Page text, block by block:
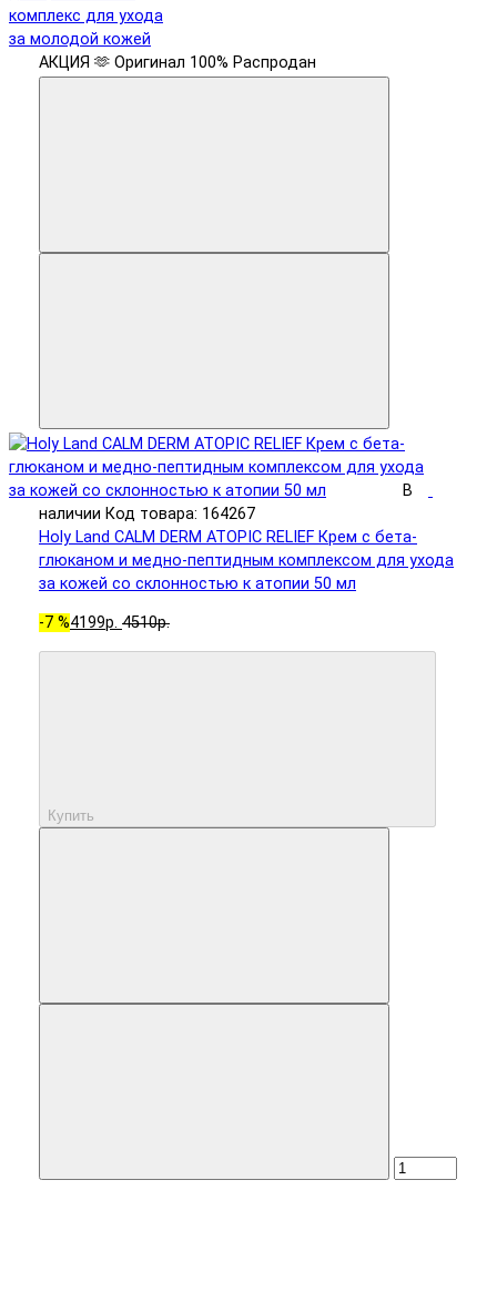
комплекс для ухода
за молодой кожей
АКЦИЯ 🫶 Оригинал 100% Распродан
В
наличии Код товара: 164267
Holy Land CALM DERM ATOPIC RELIEF Крем с бета-
глюканом и медно-пептидным комплексом для ухода
за кожей со склонностью к атопии 50 мл
-7 %4199р. 4510р.
Купить